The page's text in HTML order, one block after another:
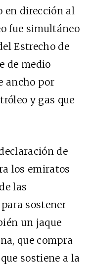
en dirección al
fue simultáneo
Estrecho de
de medio
ancho por
y gas que
de
los emiratos
las
sostener
un jaque
que compra
sostiene a la